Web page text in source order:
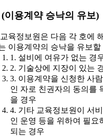
이용계약 승낙의 유보)
육정보원은 다음 각 호에
이용계약의 승낙을 유보할
1. 설비에 여유가 없는 경
2. 기술상에 지장이 있는
3. 이용계약을 신청한 사
인 자로 친권자의 동의를
을 경우
4. 기타 교육정보원이 서
인 운영 등을 위하여 필요
되는 경우